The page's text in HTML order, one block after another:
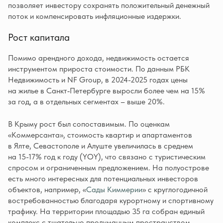
позволяет инвестору сохранять положительный денежный
поток и компенсировать инфляционные издержки.
Рост капитала
Помимо арендного дохода, недвижимость остается
инструментом прироста стоимости. По данным РБК
Недвижимость и NF Group, в 2024-2025 годах цены
на жилье в Санкт‑Петербурге выросли более чем на 15%
за год, а в отдельных сегментах – выше 20%.
В Крыму рост был сопоставимым. По оценкам
«Коммерсанта», стоимость квартир и апартаментов
в Ялте, Севастополе и Алуште увеличилась в среднем
на 15-17% год к году (YOY), что связано с туристическим
спросом и ограниченным предложением. На полуострове
есть много интересных для потенциальных инвесторов
объектов, например, «Сады Киммерии» с круглогодичной
востребованностью благодаря курортному и спортивному
трафику. На территории площадью 35 га собран единый